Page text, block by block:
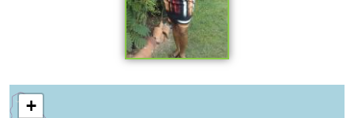
Loading map...
+